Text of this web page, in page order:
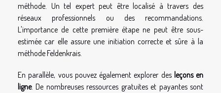
méthode. Un tel expert peut être localisé à travers des
réseaux professionnels ou des recommandations.
L'importance de cette première étape ne peut être sous-
estimée car elle assure une initiation correcte et sûre à la
méthode Feldenkrais.
En parallèle, vous pouvez également explorer des leçons en
ligne. De nombreuses ressources gratuites et payantes sont